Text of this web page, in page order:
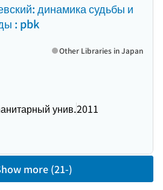
динамика судьбы и
: pbk
унив.2011
Other Libraries in Japan
more (21-)